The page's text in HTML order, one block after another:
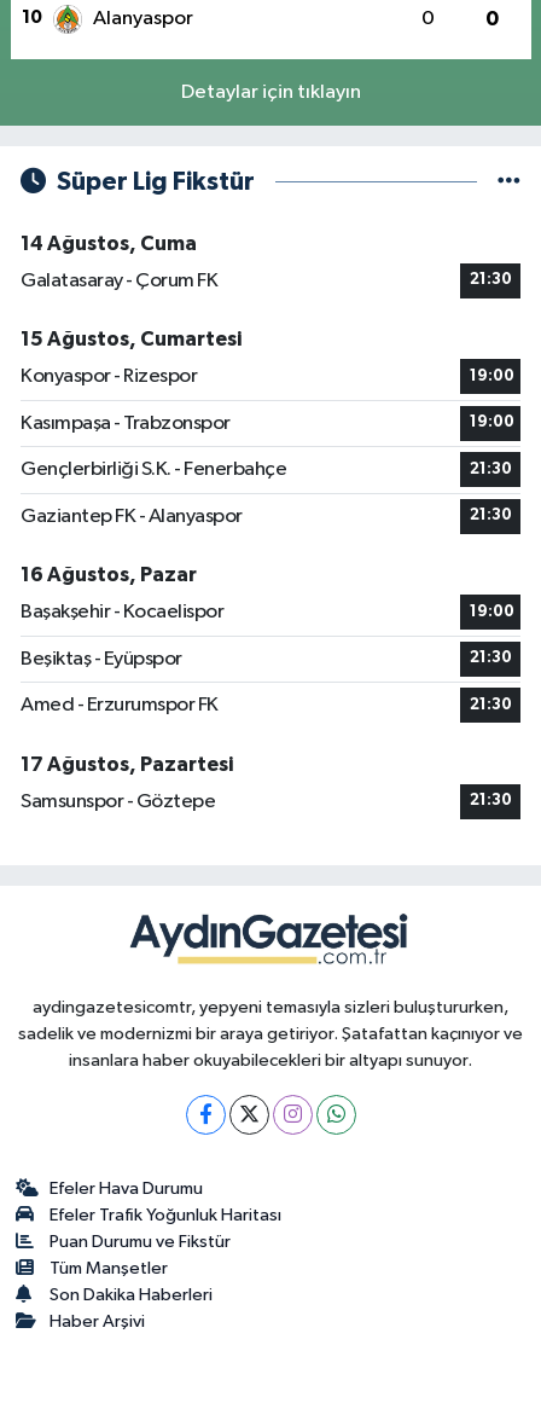
10 Alanyaspor 0 0
Detaylar için tıklayın
Süper Lig Fikstür
14 Ağustos, Cuma
Galatasaray - Çorum FK
21:30
15 Ağustos, Cumartesi
Konyaspor - Rizespor
19:00
Kasımpaşa - Trabzonspor 19:00
Gençlerbirliği S.K. - Fenerbahçe 21:30
Gaziantep FK - Alanyaspor 21:30
16 Ağustos, Pazar
Başakşehir - Kocaelispor
19:00
Beşiktaş - Eyüpspor 21:30
Amed - Erzurumspor FK 21:30
17 Ağustos, Pazartesi
Samsunspor - Göztepe
21:30
aydingazetesicomtr, yepyeni temasıyla sizleri buluştururken,
sadelik ve modernizmi bir araya getiriyor. Şatafattan kaçınıyor ve
insanlara haber okuyabilecekleri bir altyapı sunuyor.
Efeler Hava Durumu
Efeler Trafik Yoğunluk Haritası
Puan Durumu ve Fikstür
Tüm Manşetler
Son Dakika Haberleri
Haber Arşivi